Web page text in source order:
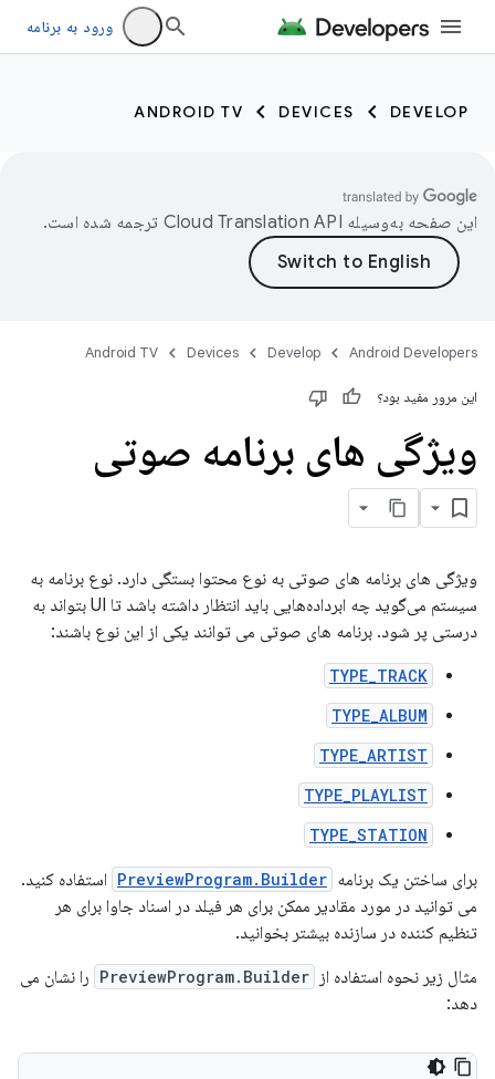
ورود به برنامه
DEVELOP
DEVICES
ANDROID TV
این صفحه به‌وسیله ترجمه شده است.
Android Developers
Develop
Devices
Android TV
این مرور مفید بود؟
ویژگی های برنامه صوتی
ویژگی های برنامه های صوتی به نوع محتوا بستگی دارد. نوع برنامه به
سیستم می‌گوید چه ابرداده‌هایی باید انتظار داشته باشد تا UI بتواند به
درستی پر شود. برنامه های صوتی می توانند یکی از این نوع باشند:
TYPE_TRACK
TYPE_ALBUM
TYPE_ARTIST
TYPE_PLAYLIST
TYPE_STATION
برای ساختن یک برنامه PreviewProgram.Builder استفاده کنید.
می توانید در مورد مقادیر ممکن برای هر فیلد در اسناد جاوا برای هر
تنظیم کننده در سازنده بیشتر بخوانید.
مثال زیر نحوه استفاده از PreviewProgram.Builder را نشان می
دهد: